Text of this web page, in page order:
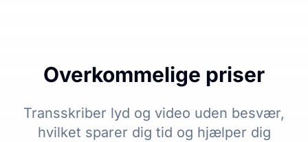
Overkommelige priser
Transskriber lyd og video uden besvær,
hvilket sparer dig tid og hjælper dig